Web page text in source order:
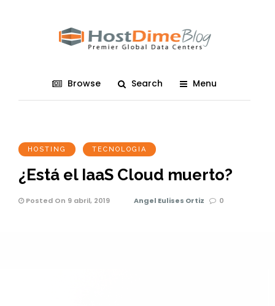
Browse Search Menu
HOSTING TECNOLOGIA
¿Está el IaaS Cloud muerto?
Posted On 9 abril, 2019 Angel Eulises Ortiz 0